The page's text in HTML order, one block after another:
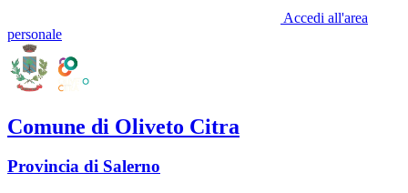
Accedi all'area
personale
Comune di Oliveto Citra
Provincia di Salerno